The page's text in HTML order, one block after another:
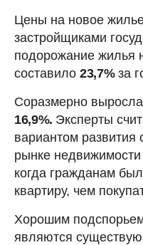
Цены на новое
застройщиками
подорожание жилья
составило 23,7%за
Соразмерно
16,9%. Эксперты
вариантом
рынке недвижимости
когда гражданам
квартиру, чем
Хорошим
являются